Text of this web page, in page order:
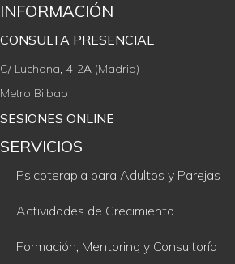
INFORMACIÓN
CONSULTA PRESENCIAL
C/ Luchana, 4-2A (Madrid)
Metro Bilbao
SESIONES ONLINE
SERVICIOS
Psicoterapia para Adultos y Parejas
Actividades de Crecimiento
Formación, Mentoring y Consultoría